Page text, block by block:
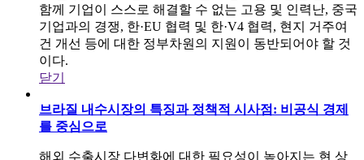
함께 기업이 스스로 해결할 수 없는 고용 및 인력난, 중국
기업과의 경쟁, 한·EU 협력 및 한·V4 협력, 현지 거주여
건 개선 등에 대한 정부차원의 지원이 동반되어야 할 것
이다.
닫기
브라질 내수시장의 특징과 정책적 시사점: 비공식 경제
를 중심으로
해외 수출시장 다변화에 대한 필요성이 높아지는 현 상